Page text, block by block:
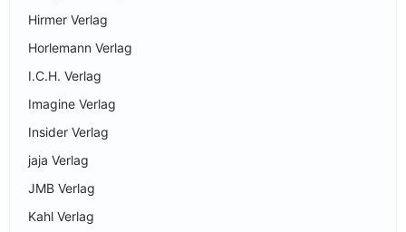
Hirmer Verlag
Horlemann Verlag
I.C.H. Verlag
Imagine Verlag
Insider Verlag
jaja Verlag
JMB Verlag
Kahl Verlag